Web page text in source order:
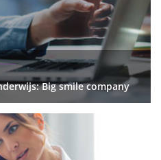
Big smile company